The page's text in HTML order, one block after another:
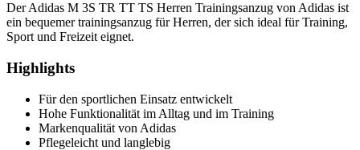
Der Adidas M 3S TR TT TS Herren Trainingsanzug von Adidas ist
ein bequemer trainingsanzug für Herren, der sich ideal für Training,
Sport und Freizeit eignet.
Highlights
Für den sportlichen Einsatz entwickelt
Hohe Funktionalität im Alltag und im Training
Markenqualität von Adidas
Pflegeleicht und langlebig